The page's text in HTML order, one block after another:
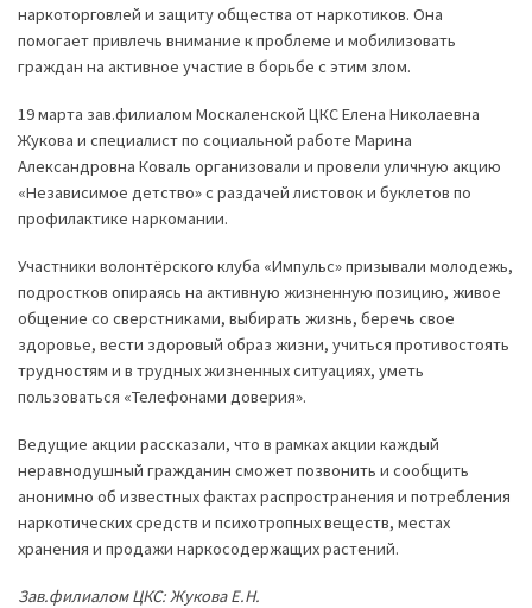
наркоторговлей и защиту общества от наркотиков. Она
помогает привлечь внимание к проблеме и мобилизовать
граждан на активное участие в борьбе с этим злом.
19 марта зав.филиалом Москаленской ЦКС Елена Николаевна
Жукова и специалист по социальной работе Марина
Александровна Коваль организовали и провели уличную акцию
«Независимое детство» с раздачей листовок и буклетов по
профилактике наркомании.
Участники волонтёрского клуба «Импульс» призывали молодежь,
подростков опираясь на активную жизненную позицию, живое
общение со сверстниками, выбирать жизнь, беречь свое
здоровье, вести здоровый образ жизни, учиться противостоять
трудностям и в трудных жизненных ситуациях, уметь
пользоваться «Телефонами доверия».
Ведущие акции рассказали, что в рамках акции каждый
неравнодушный гражданин сможет позвонить и сообщить
анонимно об известных фактах распространения и потребления
наркотических средств и психотропных веществ, местах
хранения и продажи наркосодержащих растений.
Зав.филиалом ЦКС: Жукова Е.Н.